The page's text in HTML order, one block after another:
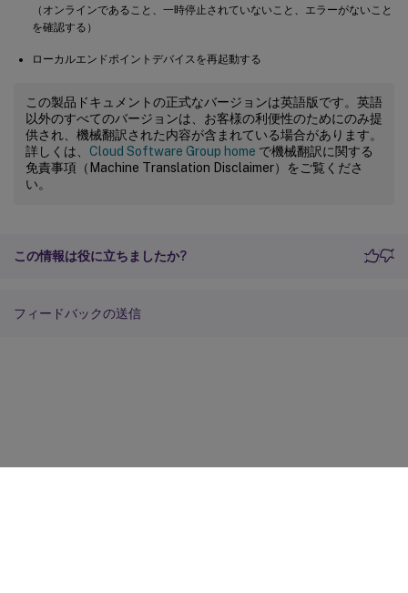
（オンラインであること、一時停止されていないこと、エラーがないこと
を確認する）
ローカルエンドポイントデバイスを再起動する
この製品ドキュメントの正式なバージョンは英語版です。英語
以外のすべてのバージョンは、お客様の利便性のためにのみ提
供され、機械翻訳された内容が含まれている場合があります。
詳しくは、 Cloud Software Group home で機械翻訳に関する
免責事項（Machine Translation Disclaimer）をご覧くださ
い。
この情報は役に立ちましたか?
フィードバックの送信